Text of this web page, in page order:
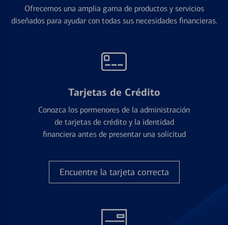
Ofrecemos una amplia gama de productos y servicios
diseñados para ayudar con todas sus necesidades financieras.
Tarjetas de Crédito
Conozca los pormenores de la administración
de tarjetas de crédito y la identidad
financiera antes de presentar una solicitud
Encuentre la tarjeta correcta